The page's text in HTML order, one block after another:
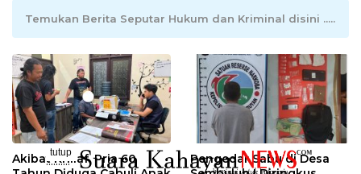
Temukan Berita Seputar Hukum dan Kriminal disini .....
Akibat Khilaf, Pria 60
Pengedar Sabu di Desa
tutup
..........